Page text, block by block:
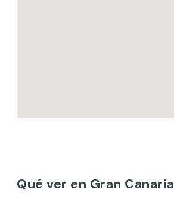
Qué ver en Gran Canaria